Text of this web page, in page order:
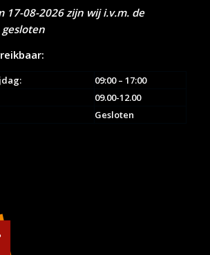
17-08-2026 zijn wij i.v.m. de
09:00 – 17:00
09.00-12.00
Gesloten